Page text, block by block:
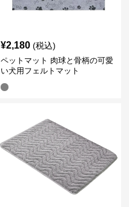
¥2,180 (税込)
ペットマット 肉球と骨柄の可愛
い犬用フェルトマット